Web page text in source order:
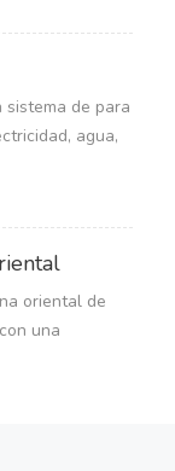
de para
agua,
oriental de
una